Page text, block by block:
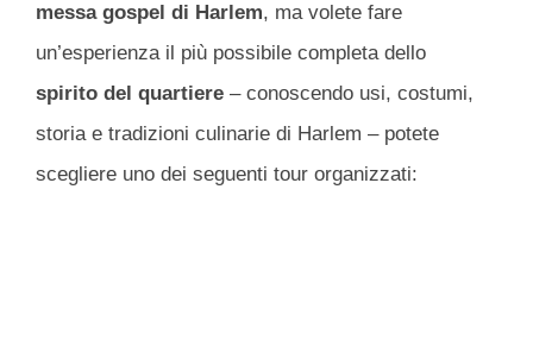
messa gospel di Harlem, ma volete fare
un’esperienza il più possibile completa dello
spirito del quartiere – conoscendo usi, costumi,
storia e tradizioni culinarie di Harlem – potete
scegliere uno dei seguenti tour organizzati: